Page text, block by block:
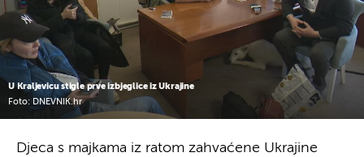
U Kraljevicu stigle prve izbjeglice iz Ukrajine
Foto: DNEVNIK.hr
Djeca s majkama iz ratom zahvaćene Ukrajine